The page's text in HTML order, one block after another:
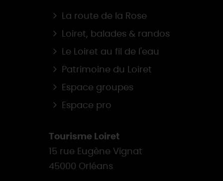
La route de la Rose
Loiret, balades & randos
Le Loiret au fil de l'eau
Patrimoine du Loiret
Espace groupes
Espace pro
Tourisme Loiret
15 rue Eugène Vignat
45000 Orléans